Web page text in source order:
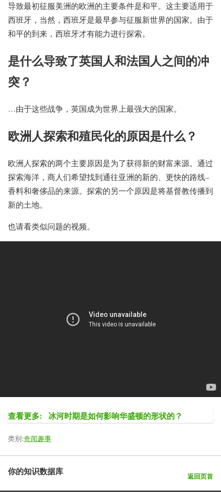
导致最初征服美洲的欧洲的主要条件是和平。这主要适用于
西班牙，当然，西班牙是最早参与征服新世界的国家。由于
和平的到来，西班牙才有能力进行探索。
是什么导致了英国人和法国人之间的冲
突？
…由于这些战争，英国成为世界上最强大的国家。
欧洲人探索和殖民化的原因是什么？
欧洲人探索的两个主要原因是为了获得新的财富来源。通过
探索海洋，商人们希望找到通往亚洲的新的、更快的路线–
香料和奢侈品的来源。探索的另一个原因是将基督教传播到
新的土地。
也请看类似问题的视频。
查看更多: 冰河时期是如何影响华盛顿的形状的？
类别:奇闻趣事
你的知识数据库 返回页首